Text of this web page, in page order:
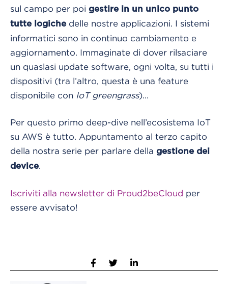
sul campo per poi gestire in un unico punto
tutte logichedelle nostre applicazioni. I sistemi
informatici sono in continuo cambiamento e
aggiornamento. Immaginate di dover rilsaciare
un quaslasi update software, ogni volta, su tutti i
dispositivi (tra l’altro, questa è una feature
disponibile con IoT greengrass)...
Per questo primo deep-dive nell’ecosistema IoT
su AWS è tutto. Appuntamento al terzo capito
della nostra serie per parlare della gestione dei
device.
Iscriviti alla newsletter di Proud2beCloud per
essere avvisato!